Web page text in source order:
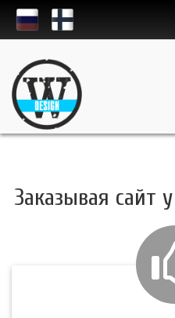
Заказывая сайт